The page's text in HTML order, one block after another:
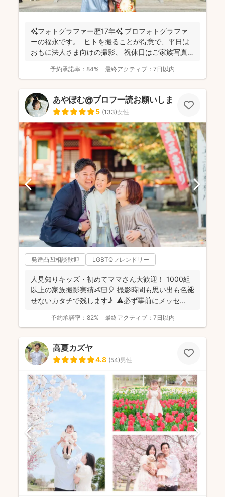
✨フォトグラファー歴17年✨ プロフォトグラファ
ーの福永です。 ヒトを撮ることが得意で、平日は
おもに法人さま向けの撮影、 祝休日はご家族写真や
予約承諾率： 84% 最終アクティブ： 7日以内
あやぽむ@プロフ一読お願いします⭕️
5 (133)女性
発達凸凹相談歓迎 LGBTQフレンドリー
人見知りキッズ・初めてママさん大歓迎！ 1000組
以上の家族撮影実績👶🏻🎈 撮影時間も思い出も色褪
せないカタチで残します♪ ⚠️必ず事前にメッセ...
予約承諾率： 82% 最終アクティブ： 7日以内
高夏カズヤ
4.8 (54)男性